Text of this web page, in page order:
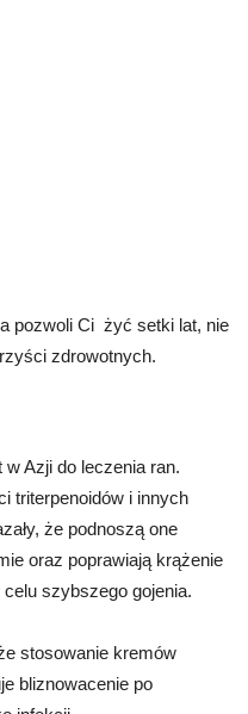
pozwoli Ci żyć setki lat, nie
zdrowotnych.
Azji do leczenia ran.
triterpenoidów i innych
że podnoszą one
oraz poprawiają krążenie
szybszego gojenia.
stosowanie kremów
bliznowacenie po